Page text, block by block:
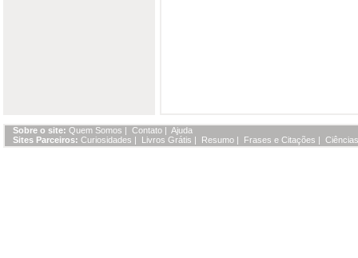
Sobre o site: Quem Somos | Contato | Ajuda
Sites Parceiros: Curiosidades | Livros Grátis | Resumo | Frases e Citações |